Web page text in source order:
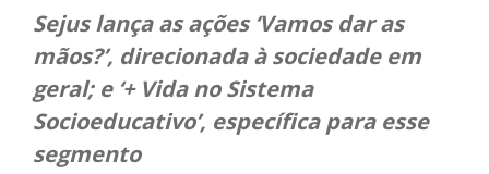
Sejus lança as ações ‘Vamos dar as
mãos?’, direcionada à sociedade em
geral; e ‘+ Vida no Sistema
Socioeducativo’, específica para esse
segmento